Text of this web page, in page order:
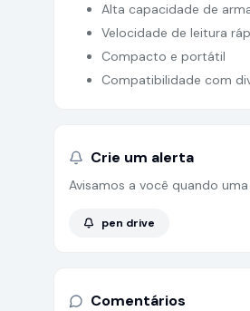
Alta capacidade de
Velocidade de leitura
Compacto e portátil
Compatibilidade com
Crie um alerta
Avisamos a você quando
pen drive
Comentários